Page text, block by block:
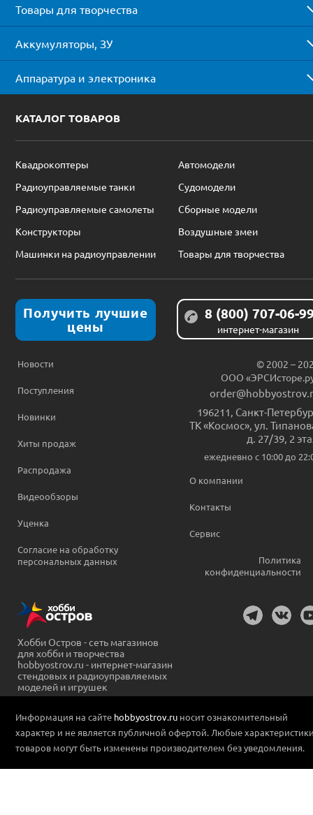
Товары для творчества
Аккумуляторы, ЗУ
Аппаратура и электроника
КАТАЛОГ ТОВАРОВ
Квадрокоптеры
Автомодели
Радиоуправляемые танки
Судомодели
Радиоуправляемые самолеты
Сборные модели
Конструкторы
Воздушные змеи
Машинки на радиоуправлении
Товары для творчества
Получить лучшие
цены
8 (800) 707-06-
интернет-магазин
Новости
Поступления
Новинки
Хиты продаж
Распродажа
Видеообзоры
Уценка
Согласие на обработку
персональных данных
© 2002 –
ООО
196211 Санкт-
ТК «Космос», ул.
д. 27/39, 2
ежедневно c 10:00 до
О компании
Контакты
Сервис
Политика
конфиденциальности
Хобби Остров - сеть магазинов
для хобби и творчества
hobbyostrov.ru - интернет-магазин
стендовых и радиоуправляемых
моделей и игрушек
Информация на сайте hobbyostrov.ru носит ознакомительный
характер и не является публичной офертой. Любые
товаров могут быть изменены производителем без уведомления.